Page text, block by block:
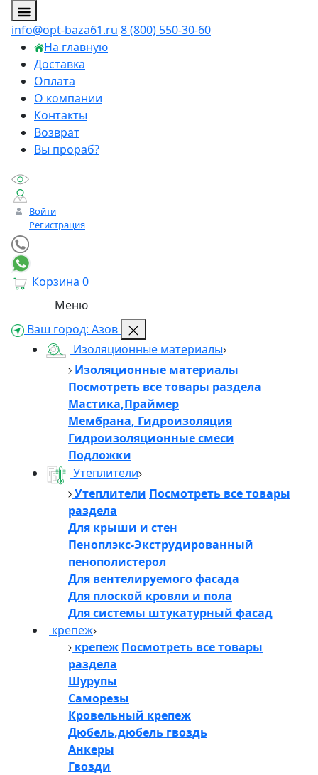
info@opt-baza61.ru 8 (800) 550-30-60
На главную
Доставка
Оплата
О компании
Контакты
Возврат
Вы прораб?
Войти
Регистрация
Корзина 0
Меню
Ваш город: Азов
Изоляционные материалы
Изоляционные материалы
Посмотреть все товары раздела
Мастика,Праймер
Мембрана, Гидроизоляция
Гидроизоляционные смеси
Подложки
Утеплители
Утеплители Посмотреть все товары
раздела
Для крыши и стен
Пеноплэкс-Экструдированный
пенополистерол
Для вентелируемого фасада
Для плоской кровли и пола
Для системы штукатурный фасад
крепеж
крепеж Посмотреть все товары
раздела
Шурупы
Саморезы
Кровельный крепеж
Дюбель,дюбель гвоздь
Анкеры
Гвозди